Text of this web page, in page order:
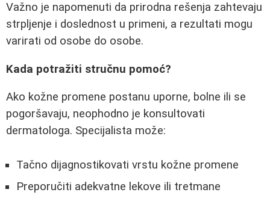
Važno je napomenuti da prirodna rešenja zahtevaju
strpljenje i doslednost u primeni, a rezultati mogu
varirati od osobe do osobe.
Kada potražiti stručnu pomoć?
Ako kožne promene postanu uporne, bolne ili se
pogoršavaju, neophodno je konsultovati
dermatologa. Specijalista može:
Tačno dijagnostikovati vrstu kožne promene
Preporučiti adekvatne lekove ili tretmane